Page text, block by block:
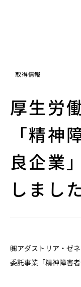
厚生労
「精神
良企業
しまし
㈱アダストリア・ゼ
委託事業「精神障害
取得情報